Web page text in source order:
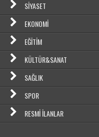
SIYASET
EKONOMI
EĞITIM
KÜLTÜR&SANAT
SAĞLIK
SPOR
RESMI İLANLAR